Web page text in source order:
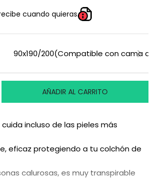
cuando quieras
AÑADIR AL CARRITO
cuida incluso de las pieles más
eficaz protegiendo a tu colchón de
calurosas, es muy transpirable